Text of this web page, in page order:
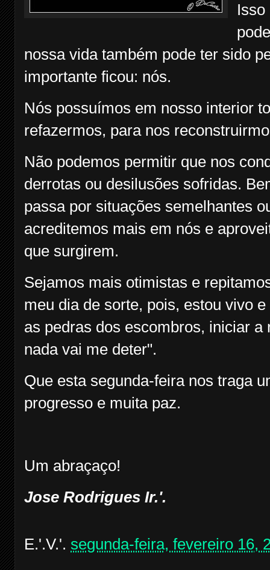
Isso
nossa vida também pode ter sido
importante ficou: nós.
Nós possuímos em nosso interior
refazermos, para nos
Não podemos permitir que nos
derrotas ou desilusões sofridas.
passa por situações semelhantes
acreditemos mais em nós e
que surgirem.
Sejamos mais otimistas e
meu dia de sorte, pois, estou vivo
as pedras dos escombros, iniciar
nada vai me deter".
Que esta segunda-feira nos traga
progresso e muita paz.
Um abraçaço!
Jose Rodrigues Ir.'.
E.'.V.'. segunda-feira, fevereiro 16,